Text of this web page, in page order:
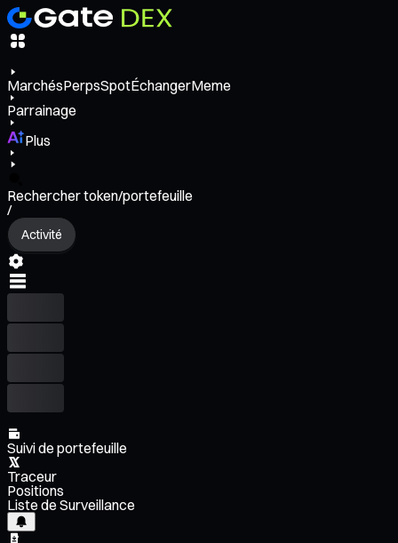
MarchésPerpsSpotÉchangerMeme
Parrainage
Plus
Rechercher token/portefeuille
/
Activité
Suivi de portefeuille
Traceur
Positions
Liste de Surveillance